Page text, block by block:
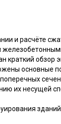
и расчёте
краткий обзор
основные
их несущей